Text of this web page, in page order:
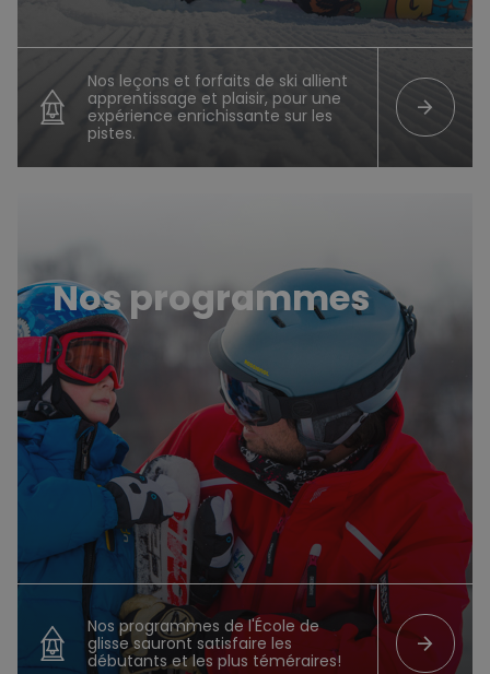
Nos leçons et forfaits de ski allient
apprentissage et plaisir, pour une
expérience enrichissante sur les
pistes.
arrow_forward
Nos programmes
Nos programmes de l'École de
glisse sauront satisfaire les
débutants et les plus téméraires!
arrow_forward